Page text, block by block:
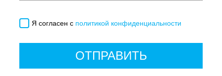
Я согласен с политикой конфиденциальности
ОТПРАВИТЬ